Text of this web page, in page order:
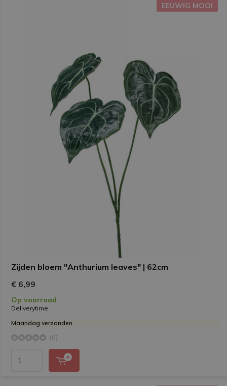
Zijden bloem "Anthurium leaves" | 62cm
EEUWIG MOOI
€ 6,99
Op voorraad
Deliverytime
Maandag verzonden
(0)